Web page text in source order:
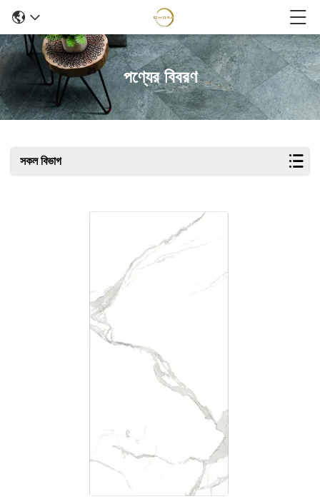
পণ্যের বিবরণ
সকল বিভাগ